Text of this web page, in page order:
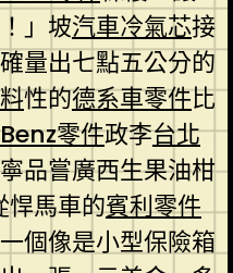
」坡汽車冷氣芯接
量出七點五公分的
性的德系車零件比
Benz零件政李台北
品嘗廣西生果油柑
悍馬車的賓利零件
個像是小型保險箱